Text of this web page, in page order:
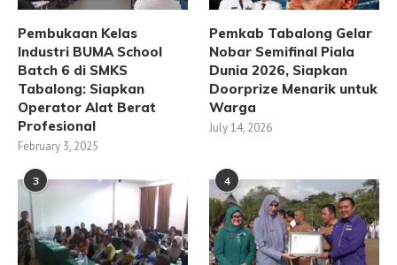
Pembukaan Kelas
Industri BUMA School
Batch 6 di SMKS
Tabalong: Siapkan
Operator Alat Berat
Profesional
February 3, 2025
Pemkab Tabalong Gelar
Nobar Semifinal Piala
Dunia 2026, Siapkan
Doorprize Menarik untuk
Warga
July 14, 2026
3 4